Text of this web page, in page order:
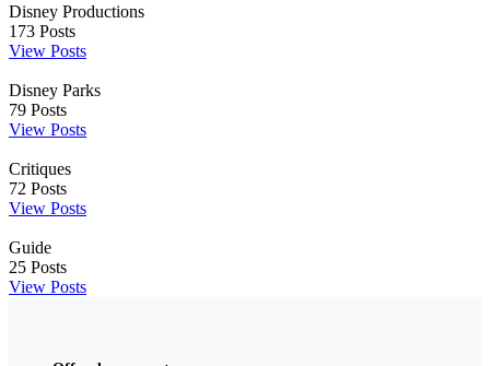
Disney Productions
173 Posts
View Posts
Disney Parks
79 Posts
View Posts
Critiques
72 Posts
View Posts
Guide
25 Posts
View Posts